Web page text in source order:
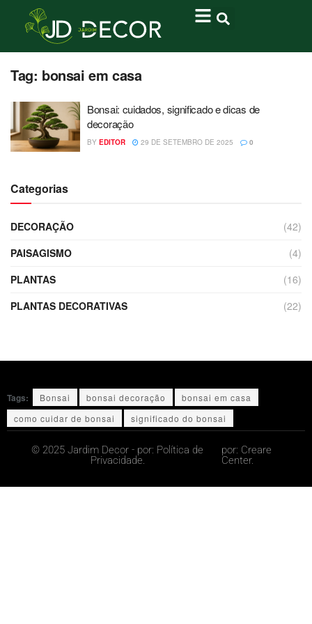
Tag: bonsai em casa
Bonsai: cuidados, significado e dicas de
decoração
BY EDITOR 29 DE SETEMBRO DE 2025 0
Categorias
DECORAÇÃO
(42)
PAISAGISMO
(4)
PLANTAS
(16)
PLANTAS DECORATIVAS
(22)
Tags: Bonsai bonsai decoração
bonsai em casa
como cuidar de bonsai
significado do bonsai
© 2025 Jardim Decor - por: Política de
Privacidade.
por: Creare
Center.